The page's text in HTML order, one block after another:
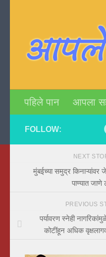
पहिले पान आपला
FOLLOW:
NEXT
मुंबईच्या समुद्र किनाऱ्यांवर
पाण्यात जाणे
PREVIOUS
पर्यावरण स्नेही
कोटींहून अधिक